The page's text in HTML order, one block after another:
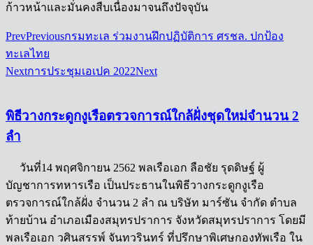
ก้าวหน้าและมั่นคงสืบเนื่องมาจนถึงปัจจุบัน
PrevPreviousกรมทะเล ร่วมงานฝึกปฏิบัติการ ศรชล. ปกป้อง
ทะเลไทย
Nextการประชุมเอเปค 2022Next
พิธีวางกระดูกงูเรือตรวจการณ์ใกล้ฝั่งชุดใหม่จำนวน 2
ลำ
วันที่14 พฤศจิกายน 2562 พลเรือเอก ลือชัย รุดดิษฐ์ ผู้
บัญชาการทหารเรือ เป็นประธานในพิธีวางกระดูกงูเรือ
ตรวจการณ์ใกล้ฝั่ง จำนวน 2 ลำ ณ บริษัท มาร์ซัน จำกัด ตำบล
ท้ายบ้าน อำเภอเมืองสมุทรปราการ จังหวัดสมุทรปราการ โดยมี
พลเรือเอก วศินสรรพ์ จันทวรินทร์ ที่ปรึกษาพิเศษกองทัพเรือ ใน